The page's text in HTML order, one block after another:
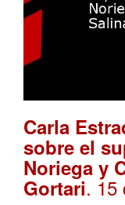
Carla
sobre el
Noriega y
Gortari. 15